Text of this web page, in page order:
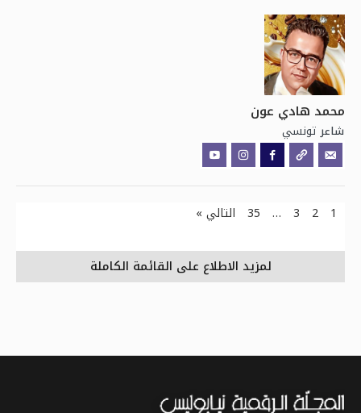
محمد هادي عون
شاعر تونسي
1
2
3
…
35 التالي »
لمزيد الاطلاع على القائمة الكاملة